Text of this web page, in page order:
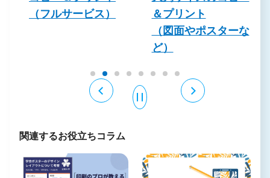
（フルサービス）
＆プリント
（図面やポスターな
ど）
関連するお役立ちコラム